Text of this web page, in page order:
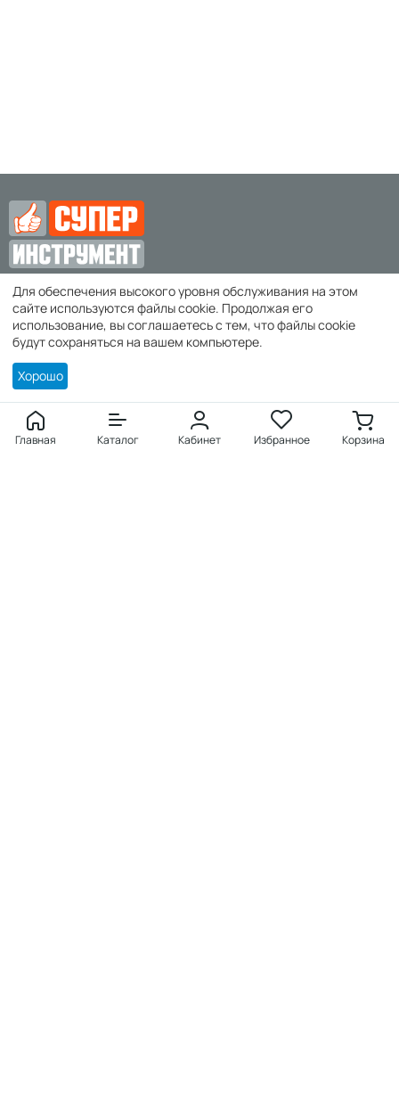
Главная Каталог Кабинет Избранное Корзина
zakaz@super-instrument.ru
г. Симферополь,
Покупателю
Войти
Для обеспечения высокого уровня обслуживания на этом
сайте используются файлы cookie. Продолжая его
использование, вы соглашаетесь с тем, что файлы cookie
будут сохраняться на вашем компьютере.
Хорошо